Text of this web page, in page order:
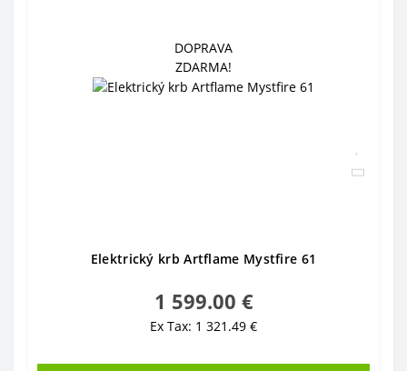
DOPRAVA
ZDARMA!
Elektrický krb Artflame Mystfire 61
1 599.00 €
Ex Tax: 1 321.49 €